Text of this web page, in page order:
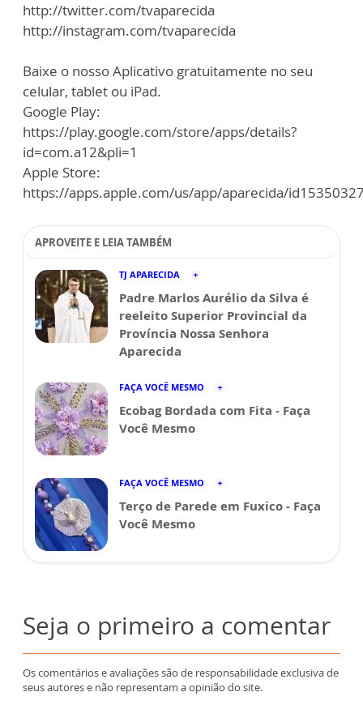
http://twitter.com/tvaparecida
http://instagram.com/tvaparecida
Baixe o nosso Aplicativo gratuitamente no seu
celular, tablet ou iPad.
Google Play:
https://play.google.com/store/apps/details?
id=com.a12&pli=1
Apple Store:
https://apps.apple.com/us/app/aparecida/
APROVEITE E LEIA TAMBÉM
TJ APARECIDA
Padre Marlos Aurélio da Silva é
reeleito Superior Provincial da
Província Nossa Senhora
Aparecida
FAÇA VOCÊ MESMO
Ecobag Bordada com Fita - Faça
Você Mesmo
FAÇA VOCÊ MESMO
Terço de Parede em Fuxico - Faça
Você Mesmo
Seja o primeiro a comentar
Os comentários e avaliações são de responsabilidade exclusiva de
seus autores e não representam a opinião do site.